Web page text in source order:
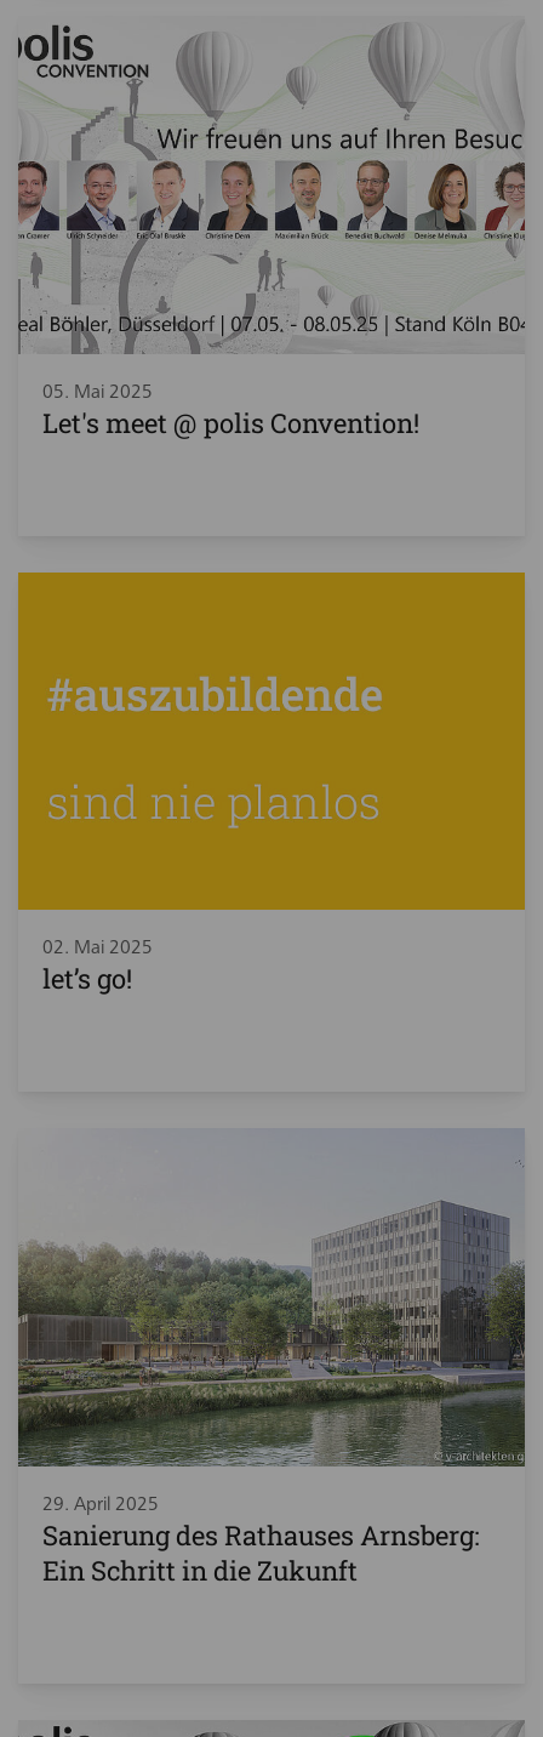
05. Mai 2025
Let's meet @ polis Convention!
02. Mai 2025
let’s go!
29. April 2025
Sanierung des Rathauses Arnsberg:
Ein Schritt in die Zukunft